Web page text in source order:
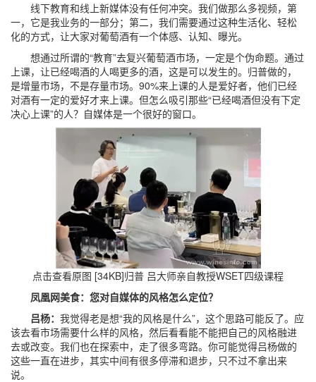
线下教育和线上新媒体没有任何冲突。我们做那么多视频，第
一，它是我业务的一部分；第二，我们需要通过这种生活化、轻松
化的方式，让大家对葡萄酒有一个体感、认知、曝光。
想通过所谓的“教育”去复兴葡萄酒市场，一定是个伪命题。通过
上课，让已经喝酒的人喝更多的酒，这是可以发生的。归普做的，
是增量市场，不是存量市场。90%来上课的人是爱好者，他们已经
对酒有一定的爱好才来上课。但怎么吸引那些“已经喝酒但没有下定
决心上课”的人？自媒体是一个很好的窗口。
点击查看原图 [34KB]归普 吕大师亲自教授WSET四级课程
凤凰网美食：您对自媒体的风格怎么定位？
吕杨： 我觉得老是想“我的风格是什么”，这个思路可能反了。应
该去看市场需要什么样的风格，然后看看能不能把自己的风格融进
去或改变。我们也在探索中，走了很多弯路。你可能觉得吕杨做的
这些一直在进步，其实中间有很多停滞和退步，只不过不拿出来
说。